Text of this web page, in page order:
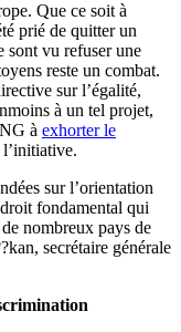
Que ce soit à
prié de quitter un
sont vu refuser une
reste un combat.
sur l’égalité,
à un tel projet,
à exhorter le
l’initiative.
sur l’orientation
fondamental qui
nombreux pays de
secrétaire générale